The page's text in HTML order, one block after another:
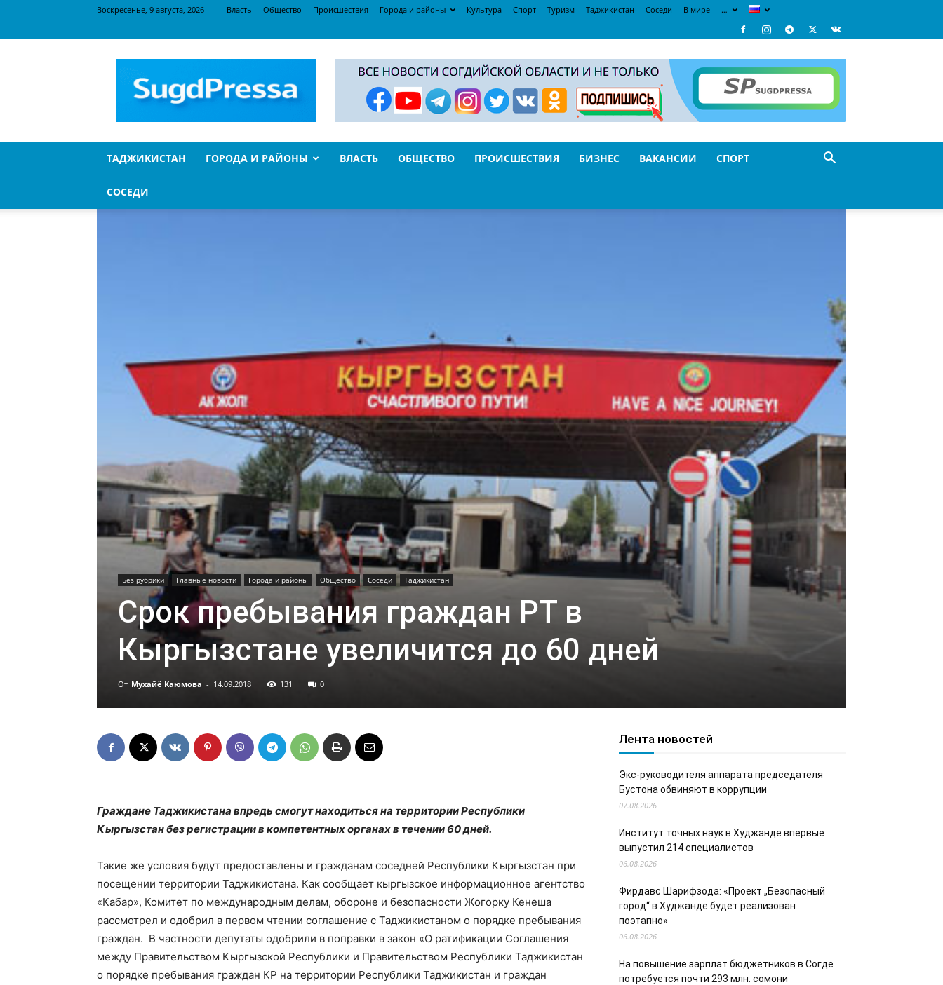
Воскресенье, 9 августа, 2026 Власть Общество Происшествия Города и районы Культура Спорт Туризм Таджикистан Соседи В мире …
ТАДЖИКИСТАН ГОРОДА И РАЙОНЫ ВЛАСТЬ ОБЩЕСТВО ПРОИСШЕСТВИЯ БИЗНЕС ВАКАНСИИ СПОРТ
СОСЕДИ
Без рубрики Главные новости Города и районы Общество Соседи Таджикистан
Срок пребывания граждан РТ в
Кыргызстане увеличится до 60 дней
От Мухайё Каюмова - 14.09.2018 131 0
Граждане Таджикистана впредь смогут находиться на территории Республики
Кыргызстан без регистрации в компетентных органах в течении 60 дней.
Такие же условия будут предоставлены и гражданам соседней Республики Кыргызстан при
посещении территории Таджикистана. Как сообщает кыргызское информационное агентство
«Кабар», Комитет по международным делам, обороне и безопасности Жогорку Кенеша
рассмотрел и одобрил в первом чтении соглашение с Таджикистаном о порядке пребывания
граждан. В частности депутаты одобрили в поправки в закон «О ратификации Соглашения
между Правительством Кыргызской Республики и Правительством Республики Таджикистан
о порядке пребывания граждан КР на территории Республики Таджикистан и граждан
Лента новостей
Экс-руководителя аппарата председателя
Бустона обвиняют в коррупции
07.08.2026
Институт точных наук в Худжанде впервые
выпустил 214 специалистов
06.08.2026
Фирдавс Шарифзода: «Проект „Безопасный
город“ в Худжанде будет реализован
поэтапно»
06.08.2026
На повышение зарплат бюджетников в Согде
потребуется почти 293 млн. сомони